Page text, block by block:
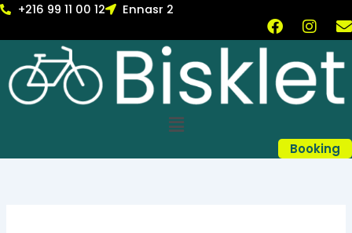
Skip+216 99 11 00 12 Ennasr 2
F
a
e
b
o
k
I
n
t
a
g
a
m
E
n
v
e
o
e
Menu
Booking